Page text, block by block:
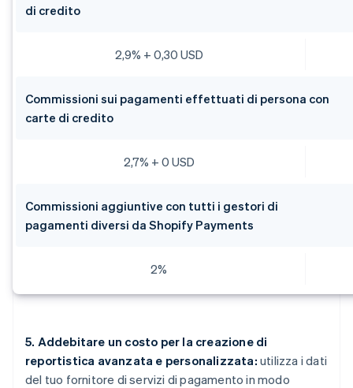
di credito
2,9% + 0,30 USD
Commissioni sui pagamenti effettuati di persona con
carte di credito
2,7% + 0 USD
Commissioni aggiuntive con tutti i gestori di
pagamenti diversi da Shopify Payments
2%
5. Addebitare un costo per la creazione di
reportistica avanzata e personalizzata: utilizza i dati
del tuo fornitore di servizi di pagamento in modo